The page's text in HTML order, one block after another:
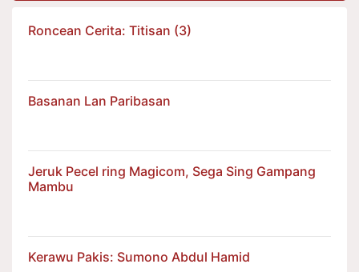
Roncean Cerita: Titisan (3)
Basanan Lan Paribasan
Jeruk Pecel ring Magicom, Sega Sing Gampang
Mambu
Kerawu Pakis: Sumono Abdul Hamid